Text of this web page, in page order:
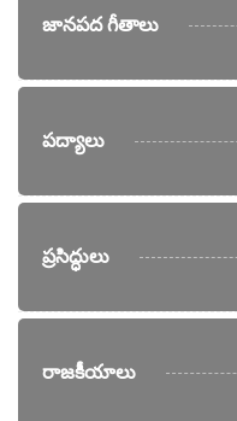
జానపద గీతాలు
పద్యాలు
ప్రసిద్ధులు
రాజకీయాలు